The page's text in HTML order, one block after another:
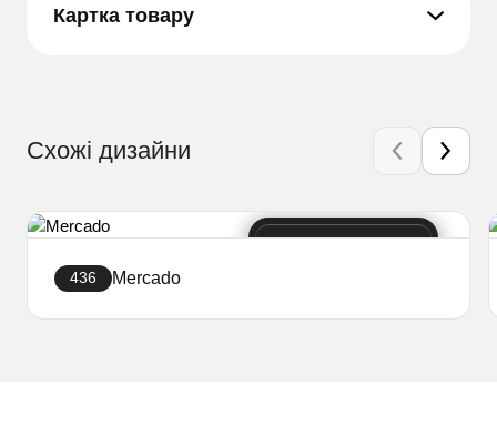
Картка товару
Схожі дизайни
436 Mercado